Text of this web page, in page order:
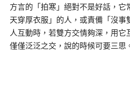
方言的「拍寒」絕對不是好話，它
天穿厚衣服」的人，或責備「沒事
人互動時，若雙方交情夠深，用它
僅僅泛泛之交，說的時候可要三思